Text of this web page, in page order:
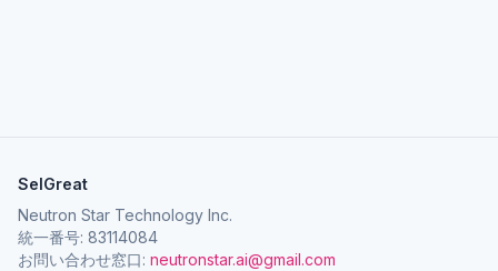
SelGreat
Neutron Star Technology Inc.
統一番号: 83114084
お問い合わせ窓口: neutronstar.ai@gmail.com